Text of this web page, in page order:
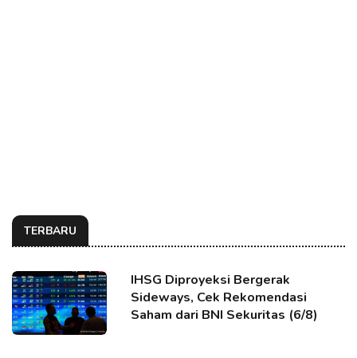
TERBARU
IHSG Diproyeksi Bergerak
Sideways, Cek Rekomendasi
Saham dari BNI Sekuritas (6/8)